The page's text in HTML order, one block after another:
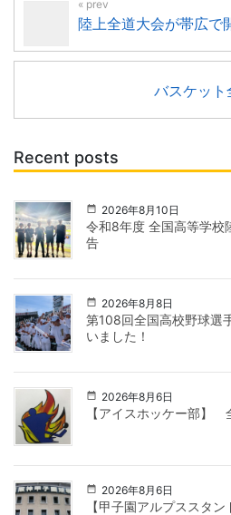
陸上全道大会が帯広で
バスケット
Recent posts
2026年8月10日
令和8年度 全国高等学校
告
2026年8月8日
第108回全国高校野球選
いました！
2026年8月6日
【アイスホッケー部】
2026年8月6日
【甲子園アルプススタ